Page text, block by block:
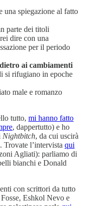
una spiegazione al fatto
parte dei titoli
dire con una
per il periodo
ai cambiamenti
si rifugiano in epoche
male e romanzo
tutto, mi hanno fatto
, dappertutto) e ho
Nightbitch, da cui uscirà
l’intervista qui
Agliati): parliamo di
bianchi e Donald
con scrittori da tutto
Eshkol Nevo e